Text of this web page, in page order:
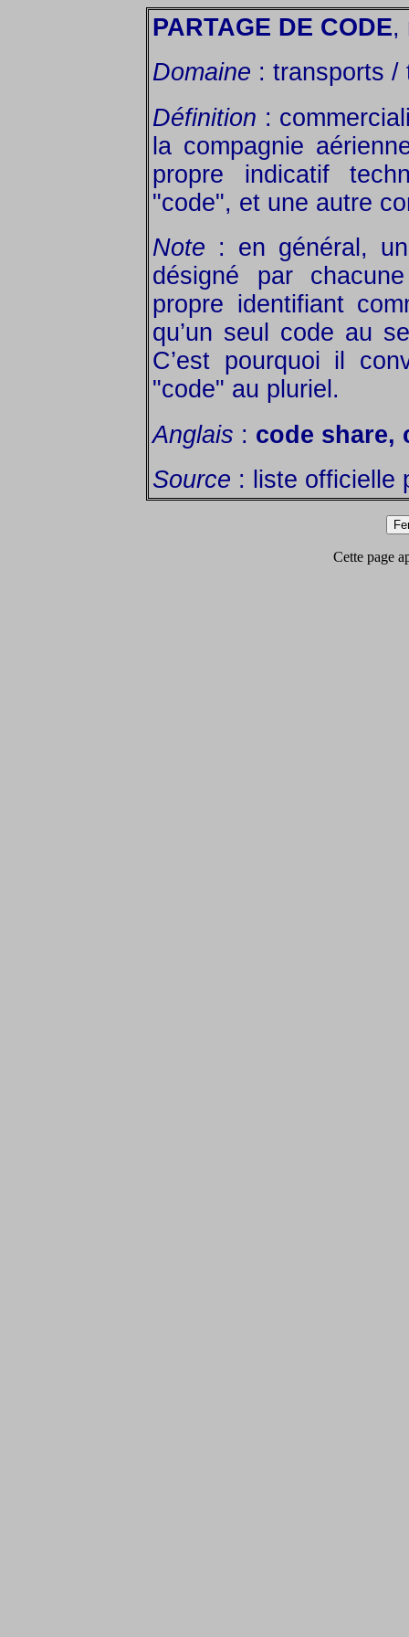
PARTAGE DE CODE,
Domaine : transports /
Définition :
la compagnie
propre indicatif
"code", et une autre
Note : en général,
désigné par
propre identifiant
qu’un seul code au
C’est pourquoi il
"code" au pluriel.
Anglais : code share,
Source : liste officielle
Cette page